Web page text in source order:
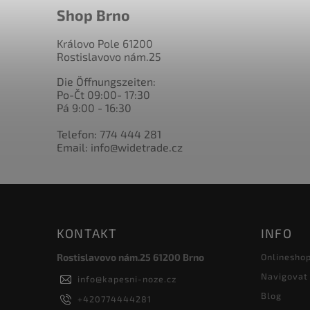
Shop Brno
Královo Pole 61200
Rostislavovo nám.25
Die Öffnungszeiten:
Po-Čt 09:00- 17:30
Pá 9:00 - 16:30
Telefon: 774 444 281
Email: info@widetrade.cz
KONTAKT
Rostislavovo nám.25 61200 Brno
info@kapesni-noze.cz
+420774444281
INFO
Navigovat
Blog